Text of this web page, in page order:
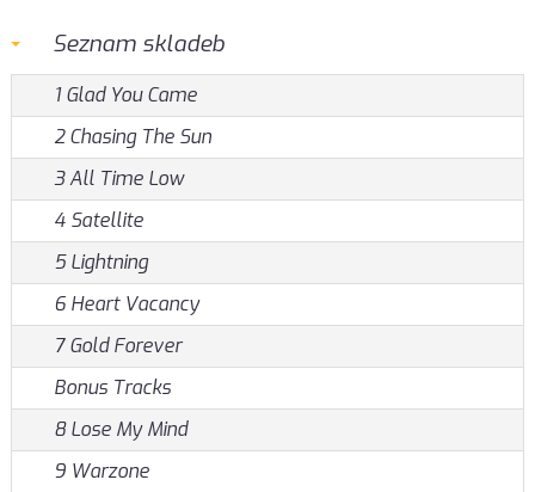
Seznam skladeb
1 Glad You Came
2 Chasing The Sun
3 All Time Low
4 Satellite
5 Lightning
6 Heart Vacancy
7 Gold Forever
Bonus Tracks
8 Lose My Mind
9 Warzone